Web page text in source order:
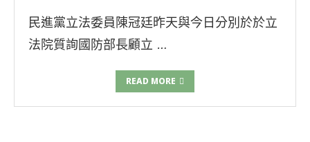
民進黨立法委員陳冠廷昨天與今日分別於於立
法院質詢國防部長顧立 …
READ MORE